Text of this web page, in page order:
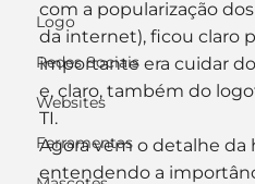
Logo
Redes Sociais
Websites
Ferramentas
com a popularização
da internet), ficou claro
importante era cuidar
e, claro, também do
TI.
Agora vem o detalhe da
entendendo a